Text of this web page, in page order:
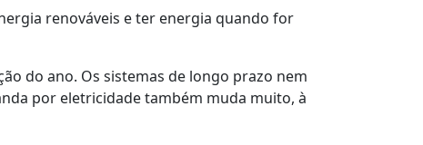
renováveis e ter energia quando for
do ano. Os sistemas de longo prazo nem
por eletricidade também muda muito, à